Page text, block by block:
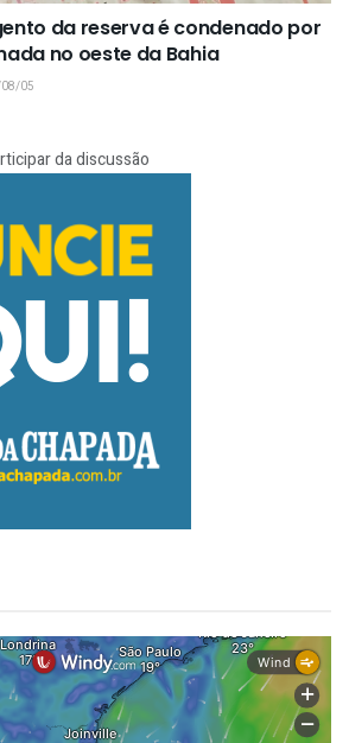
da reserva é condenado por
no oeste da Bahia
05
da discussão